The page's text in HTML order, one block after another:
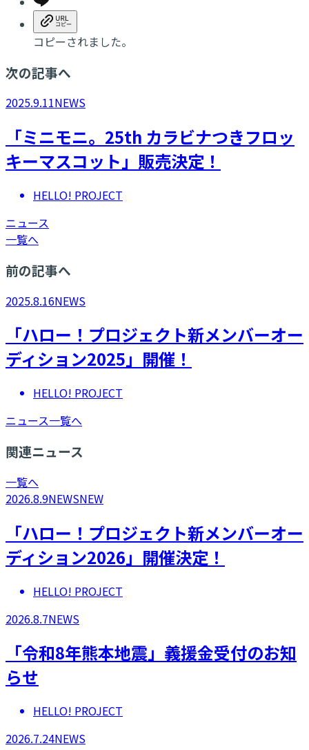
コピーされました。
次の記事へ
2025.9.11NEWS
「ミニモニ。25th カラビナつきフロッ
キーマスコット」販売決定！
HELLO! PROJECT
ニュース
一覧へ
前の記事へ
2025.8.16NEWS
「ハロー！プロジェクト新メンバーオー
ディション2025」開催！
HELLO! PROJECT
ニュース一覧へ
関連ニュース
一覧へ
2026.8.9NEWSNEW
「ハロー！プロジェクト新メンバーオー
ディション2026」開催決定！
HELLO! PROJECT
2026.8.7NEWS
「令和8年熊本地震」義援金受付のお知
らせ
HELLO! PROJECT
2026.7.24NEWS